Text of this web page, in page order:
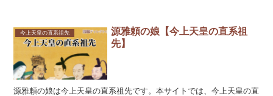
今上天皇の直系祖先
源雅頼の娘【今上天皇の直系祖
先】
源雅頼の娘は今上天皇の直系祖先です。本サイトでは、今上天皇の直